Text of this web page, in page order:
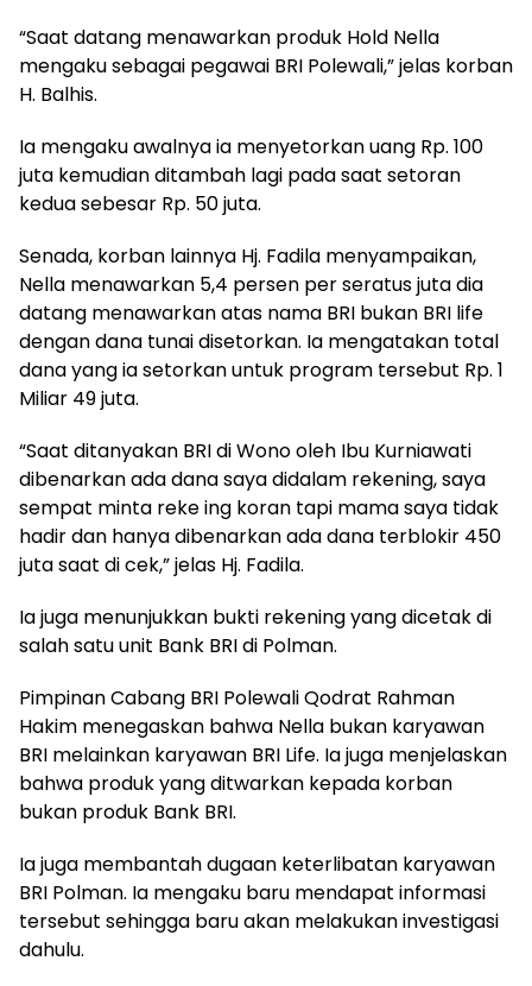
“Saat datang menawarkan produk Hold Nella
mengaku sebagai pegawai BRI Polewali,” jelas korban
H. Balhis.
Ia mengaku awalnya ia menyetorkan uang Rp. 100
juta kemudian ditambah lagi pada saat setoran
kedua sebesar Rp. 50 juta.
Senada, korban lainnya Hj. Fadila menyampaikan,
Nella menawarkan 5,4 persen per seratus juta dia
datang menawarkan atas nama BRI bukan BRI life
dengan dana tunai disetorkan. Ia mengatakan total
dana yang ia setorkan untuk program tersebut Rp. 1
Miliar 49 juta.
“Saat ditanyakan BRI di Wono oleh Ibu Kurniawati
dibenarkan ada dana saya didalam rekening, saya
sempat minta reke ing koran tapi mama saya tidak
hadir dan hanya dibenarkan ada dana terblokir 450
juta saat di cek,” jelas Hj. Fadila.
Ia juga menunjukkan bukti rekening yang dicetak di
salah satu unit Bank BRI di Polman.
Pimpinan Cabang BRI Polewali Qodrat Rahman
Hakim menegaskan bahwa Nella bukan karyawan
BRI melainkan karyawan BRI Life. Ia juga menjelaskan
bahwa produk yang ditwarkan kepada korban
bukan produk Bank BRI.
Ia juga membantah dugaan keterlibatan karyawan
BRI Polman. Ia mengaku baru mendapat informasi
tersebut sehingga baru akan melakukan investigasi
dahulu.